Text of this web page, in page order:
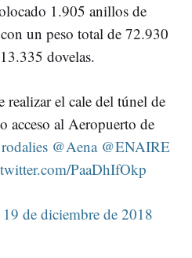
1.905 anillos de
un peso total de 72.930
dovelas.
realizar el cale del túnel de
acceso al Aeropuerto de
@Aena @ENAIRE
PaaDhIfOkp
19 de diciembre de 2018